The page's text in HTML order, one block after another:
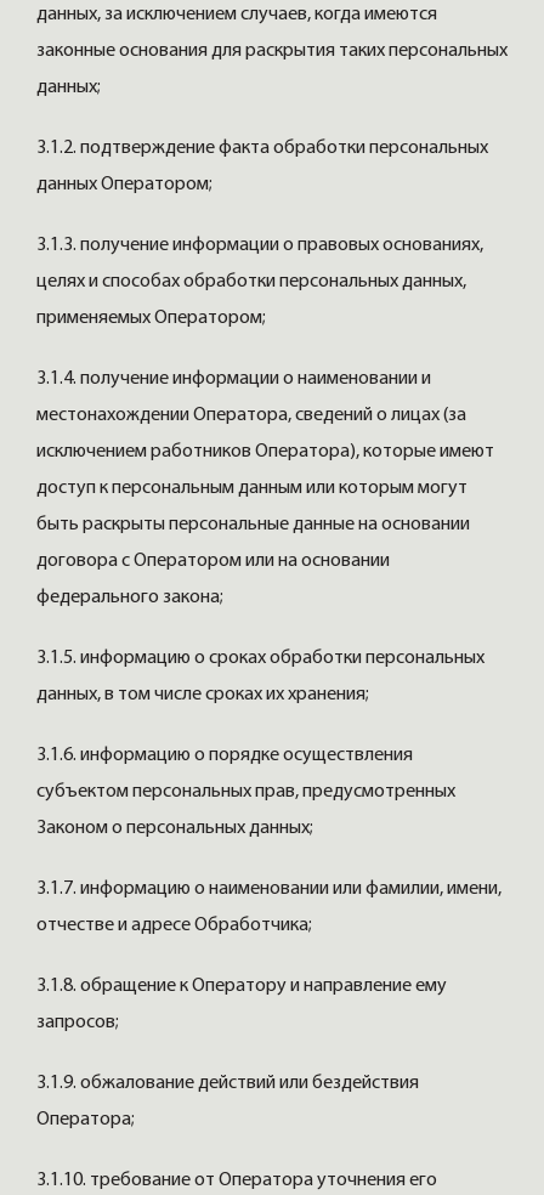
данных, за исключением случаев, когда имеются
законные основания для раскрытия таких персональных
данных;
3.1.2. подтверждение факта обработки персональных
данных Оператором;
3.1.3. получение информации о правовых основаниях,
целях и способах обработки персональных данных,
применяемых Оператором;
3.1.4. получение информации о наименовании и
местонахождении Оператора, сведений о лицах (за
исключением работников Оператора), которые имеют
доступ к персональным данным или которым могут
быть раскрыты персональные данные на основании
договора с Оператором или на основании
федерального закона;
3.1.5. информацию о сроках обработки персональных
данных, в том числе сроках их хранения;
3.1.6. информацию о порядке осуществления
субъектом персональных прав, предусмотренных
Законом о персональных данных;
3.1.7. информацию о наименовании или фамилии, имени,
отчестве и адресе Обработчика;
3.1.8. обращение к Оператору и направление ему
запросов;
3.1.9. обжалование действий или бездействия
Оператора;
3.1.10. требование от Оператора уточнения его